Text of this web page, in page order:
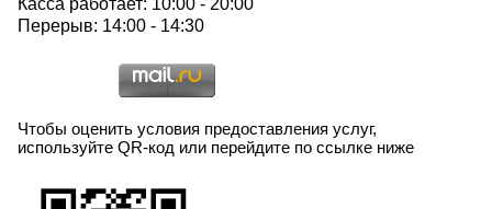
Перерыв: 14:00 - 14:30
Чтобы оценить условия предоставления услуг,
используйте QR-код или перейдите по ссылке ниже